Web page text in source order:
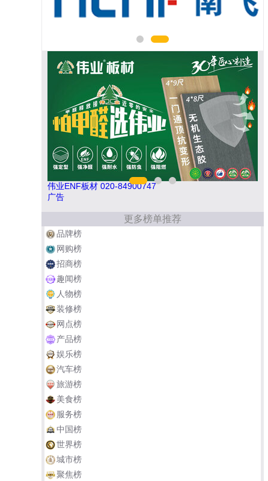
伟业ENF板材 020-84900747
广告
更多榜单推荐
品牌榜
网购榜
招商榜
趣闻榜
人物榜
装修榜
网点榜
产品榜
娱乐榜
汽车榜
旅游榜
美食榜
服务榜
中国榜
世界榜
城市榜
聚焦榜